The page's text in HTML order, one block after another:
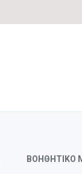
ΒΟΗΘΗΤΙΚΟ